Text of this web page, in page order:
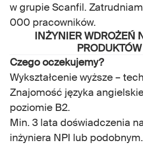
w grupie Scanfil.
000 pracowników.
INŻYNIER WDROŻEŃ
PRODUKTÓW
Czego oczekujemy?
Wykształcenie wyższe –
Znajomość języka
poziomie B2.
Min. 3 lata doświadczenia
inżyniera NPI lub podobnym.